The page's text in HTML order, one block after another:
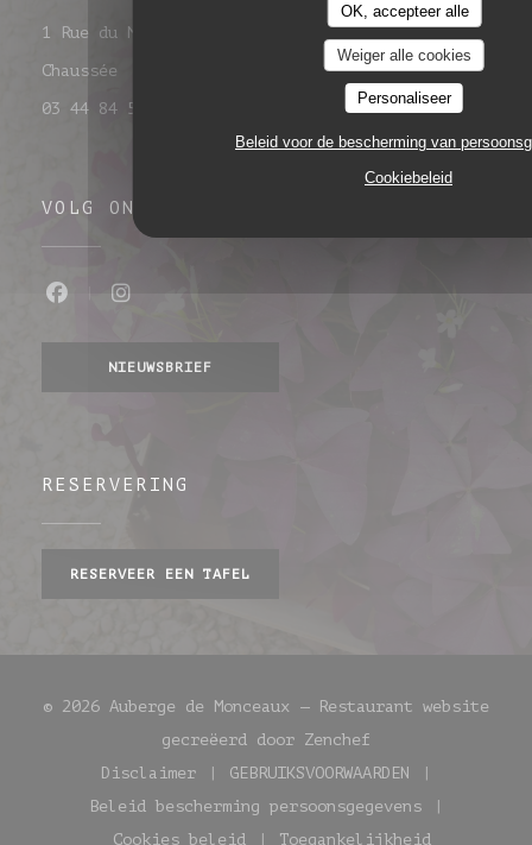
OK, accepteer alle
Weiger alle cookies
Personaliseer
Beleid voor de bescherming van
Cookiebeleid
1 Rue du Maréchal Leclerc 60860 Saint-Omer-en-
Chaussée ((opent in een nieuw venster))
03 44 84 50 32
VOLG ONS
NIEUWSBRIEF
RESERVERING
RESERVEER EEN TAFEL
© 2026 Auberge de Monceaux — Restaurant website
gecreëerd door Zenchef
Disclaimer
GEBRUIKSVOORWAARDEN
Beleid bescherming persoonsgegevens
((opent in een nieuw
Cookies beleid
Toegankelijkheid